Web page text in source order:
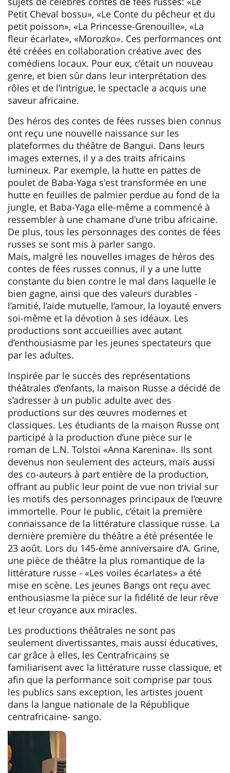
Petit Cheval bossu», «Le Conte du pêcheur et du
petit poisson», «La Princesse-Grenouille», «La
fleur écarlate», «Morozko». Ces performances ont
été créées en collaboration créative avec des
comédiens locaux. Pour eux, c’était un nouveau
genre, et bien sûr dans leur interprétation des
rôles et de l’intrigue, le spectacle a acquis une
saveur africaine.
Des héros des contes de fées russes bien connus
ont reçu une nouvelle naissance sur les
plateformes du théâtre de Bangui. Dans leurs
images externes, il y a des traits africains
lumineux. Par exemple, la hutte en pattes de
poulet de Baba-Yaga s'est transformée en une
hutte en feuilles de palmier perdue au fond de la
jungle, et Baba-Yaga elle-même a commencé à
ressembler à une chamane d'une tribu africaine.
De plus, tous les personnages des contes de fées
russes se sont mis à parler sango.
Mais, malgré les nouvelles images de héros des
contes de fées russes connus, il y a une lutte
constante du bien contre le mal dans laquelle le
bien gagne, ainsi que des valeurs durables -
l’amitié, l’aide mutuelle, l’amour, la loyauté envers
soi-même et la dévotion à ses idéaux. Les
productions sont accueillies avec autant
d’enthousiasme par les jeunes spectateurs que
par les adultes.
Inspirée par le succès des représentations
théâtrales d’enfants, la maison Russe a décidé de
s’adresser à un public adulte avec des
productions sur des œuvres modernes et
classiques. Les étudiants de la maison Russe ont
participé à la production d’une pièce sur le
roman de L.N. Tolstoï «Anna Karenina». Ils sont
devenus non seulement des acteurs, mais aussi
des co-auteurs à part entière de la production,
offrant au public leur point de vue non trivial sur
les motifs des personnages principaux de l’œuvre
immortelle. Pour le public, c’était la première
connaissance de la littérature classique russe. La
dernière première du théâtre a été présentée le
23 août. Lors du 145-ème anniversaire d’A. Grine,
une pièce de théâtre la plus romantique de la
littérature russe - «Les voiles écarlates» a été
mise en scène. Les jeunes Bangs ont reçu avec
enthousiasme la pièce sur la fidélité de leur rêve
et leur croyance aux miracles.
Les productions théâtrales ne sont pas
seulement divertissantes, mais aussi éducatives,
car grâce à elles, les Centrafricains se
familiarisent avec la littérature russe classique, et
afin que la performance soit comprise par tous
les publics sans exception, les artistes jouent
dans la langue nationale de la République
centrafricaine- sango.